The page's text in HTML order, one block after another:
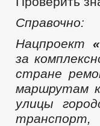
Справочно:
Нацпроект
за
стране
маршрутам
улицы